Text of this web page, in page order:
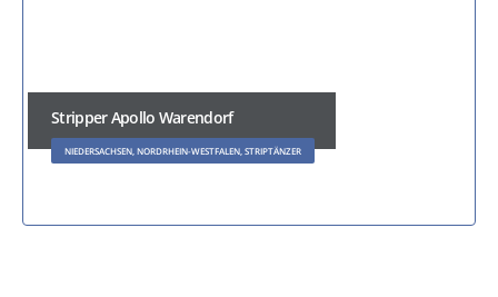
Stripper Apollo Warendorf
NIEDERSACHSEN, NORDRHEIN-WESTFALEN, STRIPTÄNZER